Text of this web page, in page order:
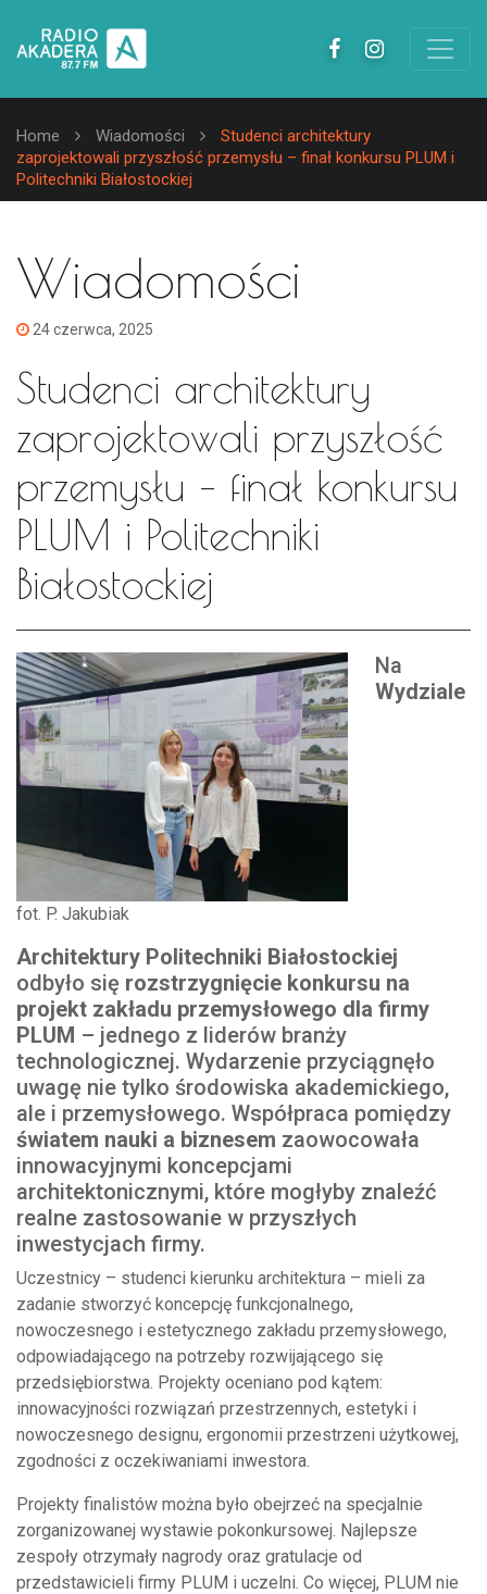
Home Wiadomości
Studenci architektury
zaprojektowali przyszłość przemysłu – finał konkursu PLUM i
Politechniki Białostockiej
Wiadomości
24 czerwca, 2025
Studenci architektury
zaprojektowali przyszłość
przemysłu – finał konkursu
PLUM i Politechniki
Białostockiej
fot. P. Jakubiak
Na
Wydziale
Architektury Politechniki Białostockiej
odbyło się rozstrzygnięcie konkursu na
projekt zakładu przemysłowego dla firmy
PLUM – jednego z liderów branży
technologicznej. Wydarzenie przyciągnęło
uwagę nie tylko środowiska akademickiego,
ale i przemysłowego. Współpraca pomiędzy
światem nauki a biznesem zaowocowała
innowacyjnymi koncepcjami
architektonicznymi, które mogłyby znaleźć
realne zastosowanie w przyszłych
inwestycjach firmy.
Uczestnicy – studenci kierunku architektura – mieli za
zadanie stworzyć koncepcję funkcjonalnego,
nowoczesnego i estetycznego zakładu przemysłowego,
odpowiadającego na potrzeby rozwijającego się
przedsiębiorstwa. Projekty oceniano pod kątem:
innowacyjności rozwiązań przestrzennych, estetyki i
nowoczesnego designu, ergonomii przestrzeni użytkowej,
zgodności z oczekiwaniami inwestora.
Projekty finalistów można było obejrzeć na specjalnie
zorganizowanej wystawie pokonkursowej. Najlepsze
zespoły otrzymały nagrody oraz gratulacje od
przedstawicieli firmy PLUM i uczelni. Co więcej, PLUM nie